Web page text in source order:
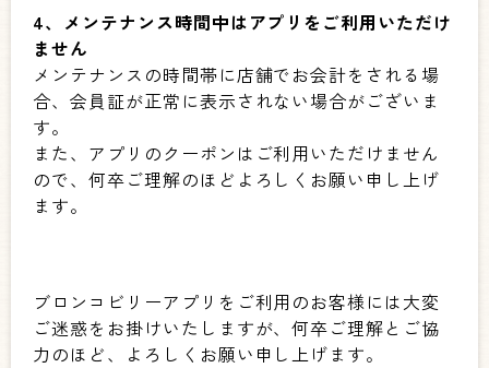
4、メンテナンス時間中はアプリをご利用いただけ
ません
メンテナンスの時間帯に店舗でお会計をされる場
合、会員証が正常に表示されない場合がございま
す。
また、アプリのクーポンはご利用いただけません
ので、何卒ご理解のほどよろしくお願い申し上げ
ます。
ブロンコビリーアプリをご利用のお客様には大変
ご迷惑をお掛けいたしますが、何卒ご理解とご協
力のほど、よろしくお願い申し上げます。